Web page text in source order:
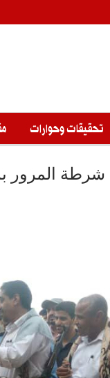
تحقيقات وحوارات
شرطة